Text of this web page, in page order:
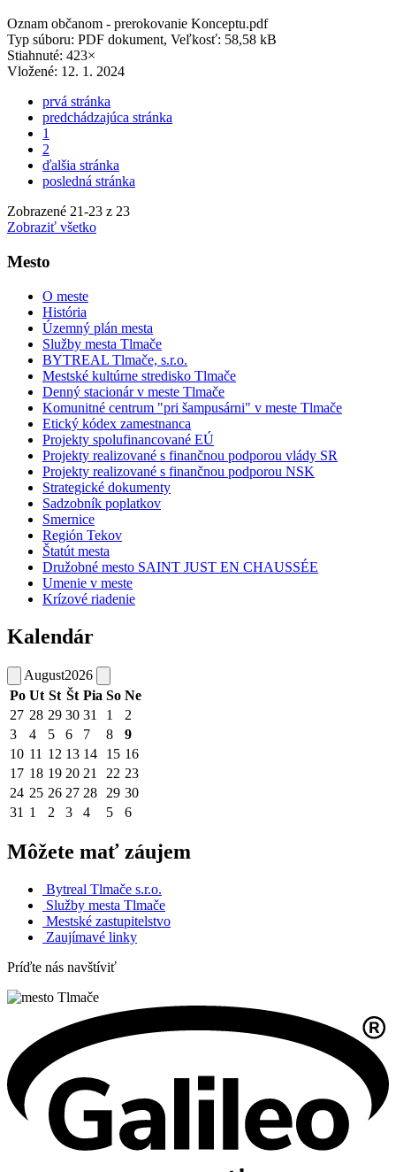
Oznam občanom - prerokovanie Konceptu.pdf
Typ súboru: PDF dokument, Veľkosť: 58,58 kB
Stiahnuté: 423×
Vložené: 12. 1. 2024
prvá stránka
predchádzajúca stránka
1
2
ďalšia stránka
posledná stránka
Zobrazené 21-23 z 23
Zobraziť všetko
Mesto
O meste
História
Územný plán mesta
Služby mesta Tlmače
BYTREAL Tlmače, s.r.o.
Mestské kultúrne stredisko Tlmače
Denný stacionár v meste Tlmače
Komunitné centrum "pri šampusárni" v meste Tlmače
Etický kódex zamestnanca
Projekty spolufinancované EÚ
Projekty realizované s finančnou podporou vlády SR
Projekty realizované s finančnou podporou NSK
Strategické dokumenty
Sadzobník poplatkov
Smernice
Región Tekov
Štatút mesta
Družobné mesto SAINT JUST EN CHAUSSÉE
Umenie v meste
Krízové riadenie
Kalendár
August2026
Po Ut St Št Pia So Ne
27 28 29 30 31 1
2
3
4 5 6 7 8
9
10 11 12 13 14 15 16
17 18 19 20 21 22 23
24 25 26 27 28 29 30
31 1 2 3 4 5 6
Môžete mať záujem
Bytreal Tlmače s.r.o.
Služby mesta Tlmače
Mestské zastupitelstvo
Zaujímavé linky
Príďte nás navštíviť